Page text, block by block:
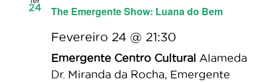
24 The Emergente Show: Luana do Bem
Fevereiro 24 @ 21:30
Emergente Centro Cultural Alameda
Dr. Miranda da Rocha, Emergente